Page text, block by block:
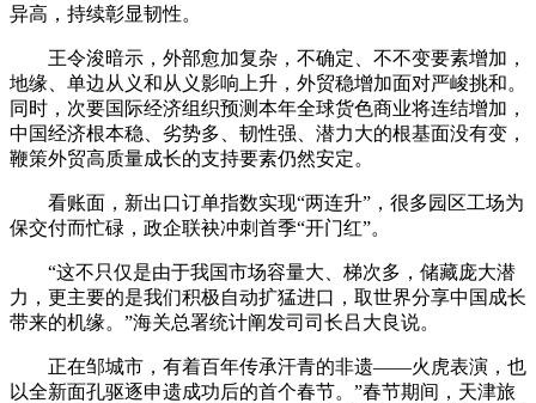
异高，持续彰显韧性。
王令浚暗示，外部愈加复杂，不确定、不不变要素增加，
地缘、单边从义和从义影响上升，外贸稳增加面对严峻挑和。
同时，次要国际经济组织预测本年全球货色商业将连结增加，
中国经济根本稳、劣势多、韧性强、潜力大的根基面没有变，
鞭策外贸高质量成长的支持要素仍然安定。
看账面，新出口订单指数实现“两连升”，很多园区工场为
保交付而忙碌，政企联袂冲刺首季“开门红”。
“这不只仅是由于我国市场容量大、梯次多，储藏庞大潜
力，更主要的是我们积极自动扩猛进口，取世界分享中国成长
带来的机缘。”海关总署统计阐发司司长吕大良说。
正在邹城市，有着百年传承汗青的非遗——火虎表演，也
以全新面孔驱逐申遗成功后的首个春节。”春节期间，天津旅